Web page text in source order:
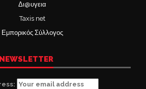
Δι@υγεια
Taxis net
Εμπορικός Σύλλογος